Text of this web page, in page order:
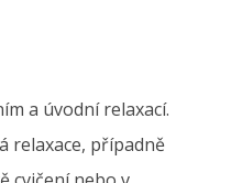
a úvodní relaxací.
relaxace, případně